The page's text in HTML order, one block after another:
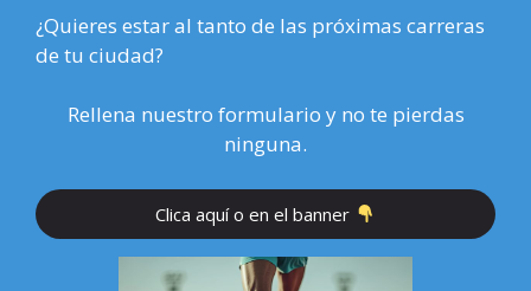
¿Quieres estar al tanto de las próximas carreras
de tu ciudad?
Rellena nuestro formulario y no te pierdas
ninguna.
Clica aquí o en el banner